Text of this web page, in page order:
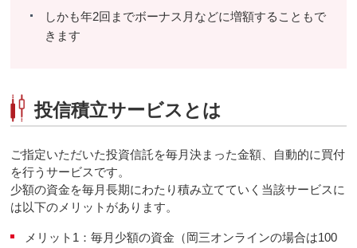
しかも年2回までボーナス月などに増額することもで
きます
投信積立サービスとは
ご指定いただいた投資信託を毎月決まった金額、自動的に買付
を行うサービスです。
少額の資金を毎月長期にわたり積み立てていく当該サービスに
は以下のメリットがあります。
メリット1：毎月少額の資金（岡三オンラインの場合は100